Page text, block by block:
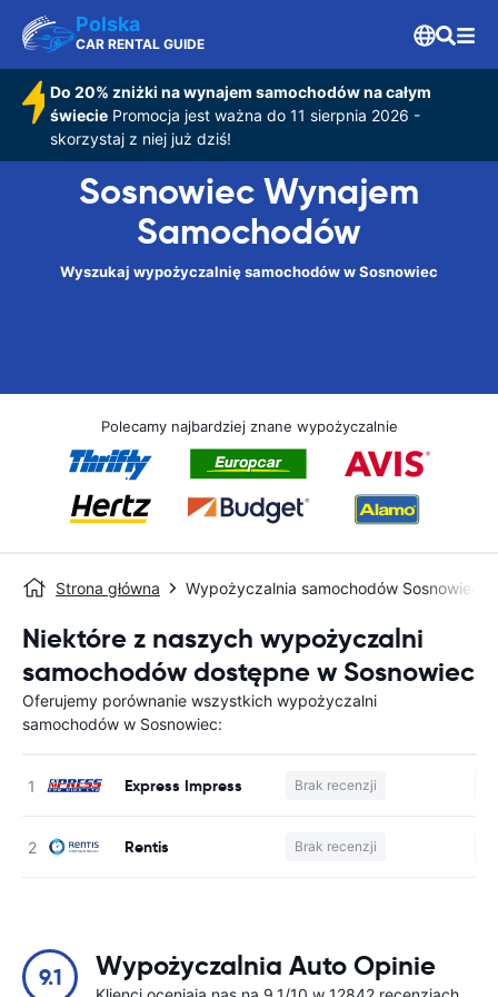
Polska
CAR RENTAL GUIDE
Do 20% zniżki na wynajem samochodów na całym
świeciePromocja jest ważna do 11 sierpnia 2026 -
skorzystaj z niej już dziś!
Sosnowiec Wynajem
Samochodów
Wyszukaj wypożyczalnię samochodów w Sosnowiec
Polecamy najbardziej znane wypożyczalnie
Strona główna Wypożyczalnia samochodów Sosnowiec
Niektóre z naszych wypożyczalni
samochodów dostępne w Sosnowiec
Oferujemy porównanie wszystkich wypożyczalni
samochodów w Sosnowiec:
Express Impress Brak recenzji
Rentis Brak recenzji
9.1 Wypożyczalnia Auto Opinie